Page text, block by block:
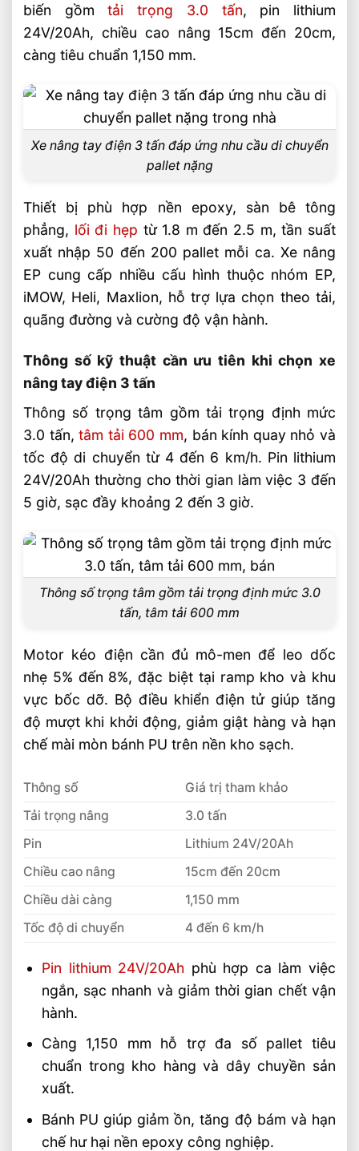
Vì sao xe nâng tay điện 3 tấn phù hợp dây
chuyền sản xuất hàng nặng
Cách đánh giá hiệu quả đầu tư trước khi
mua
Câu hỏi thường gặp về xe nâng tay điện 3
tấn cho nhà máy sản xuất hàng nặng FAQ
Xe nâng tay điện 3 tấn có dùng được cho
Pin lithium 24V/20Ah có đủ cho nhà máy
chạy liên tục nhiều ca không?
Doanh nghiệp nên mua xe nâng tay điện
3 tấn ở đâu để được hỗ trợ kỹ thuật dài
hạn?
Máy Sản Xuất Hàng Nặng
Sản phẩm đề xuất
Liên hệ mua sản phẩm
Bài Viết Liên Quan
Xe Nâng Dầu 5 Tấn Dùng Trong Ngành
Thép Có Hiệu Quả Không?
Xe Nâng Dầu 3 Tấn Có Thể Làm Việc Liên
Xe Nâng Dầu 3 Tấn Nâng Cao 6 Mét Có
Phổ Biến Hiện Nay?
Xe Nâng Dầu 3 Tấn Nâng Cao 4.5 Mét
Nên Chọn Loại Nào?
Cho Kho Logistics
So Sánh Hiệu Suất Nâng Xe Nâng Lithium
Theo Từng Tải Trọng
Xe Nâng Lithium 2 Tấn Và 3 Tấn Khác
Nhau Thế Nào
Tấn Nên Chọn Loại Nào
biến gồmtải trọng 3.0 tấn, pin lithium
24V/20Ah, chiều cao nâng 15cm đến 20cm,
càng tiêu chuẩn 1,150 mm.
Xe nâng tay điện 3 tấn đáp ứng nhu cầu di chuyển
pallet nặng
Thiết bị phù hợp nền epoxy, sàn bê tông
phẳng, lối đi hẹp từ 1.8 m đến 2.5 m, tần suất
xuất nhập 50 đến 200 pallet mỗi ca. Xe nâng
EP cung cấp nhiều cấu hình thuộc nhóm EP,
iMOW, Heli, Maxlion, hỗ trợ lựa chọn theo tải,
quãng đường và cường độ vận hành.
Thông số kỹ thuật cần ưu tiên khi chọn xe
nâng tay điện 3 tấn
Thông số trọng tâm gồm tải trọng định mức
3.0 tấn,tâm tải 600 mm, bán kính quay nhỏ và
tốc độ di chuyển từ 4 đến 6 km/h. Pin lithium
24V/20Ah thường cho thời gian làm việc 3 đến
5 giờ, sạc đầy khoảng 2 đến 3 giờ.
Thông số trọng tâm gồm tải trọng định mức 3.0
tấn, tâm tải 600 mm
Motor kéo điện cần đủ mô-men để leo dốc
nhẹ 5% đến 8%, đặc biệt tại ramp kho và khu
vực bốc dỡ. Bộ điều khiển điện tử giúp tăng
độ mượt khi khởi động, giảm giật hàng và hạn
chế mài mòn bánh PU trên nền kho sạch.
Thông số
Giá trị tham khảo
Tải trọng nâng
3.0 tấn
Pin
Lithium 24V/20Ah
Chiều cao nâng
15cm đến 20cm
Chiều dài càng
1,150 mm
Tốc độ di chuyển
4 đến 6 km/h
Pin lithium 24V/20Ah phù hợp ca làm việc
ngắn, sạc nhanh và giảm thời gian chết vận
hành.
Càng 1,150 mm hỗ trợ đa số pallet tiêu
chuẩn trong kho hàng và dây chuyền sản
xuất.
Bánh PU giúp giảm ồn, tăng độ bám và hạn
chế hư hại nền epoxy công nghiệp.